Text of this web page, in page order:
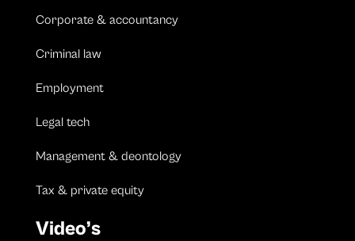
Corporate & accountancy
Criminal law
Employment
Legal tech
Management & deontology
Tax & private equity
Video’s